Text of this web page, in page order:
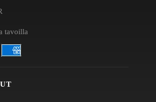
tavoilla